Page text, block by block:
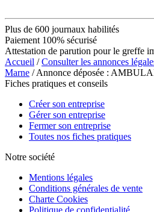
Plus de 600 journaux habilités
Paiement 100% sécurisé
Attestation de parution pour le greffe
Accueil /Consulter les annonces
Marne / Annonce déposée :
Fiches pratiques et conseils
Créer son entreprise
Gérer son entreprise
Fermer son entreprise
Toutes nos fiches pratiques
Notre société
Mentions légales
Conditions générales de vente
Charte Cookies
Politique de confidentialité